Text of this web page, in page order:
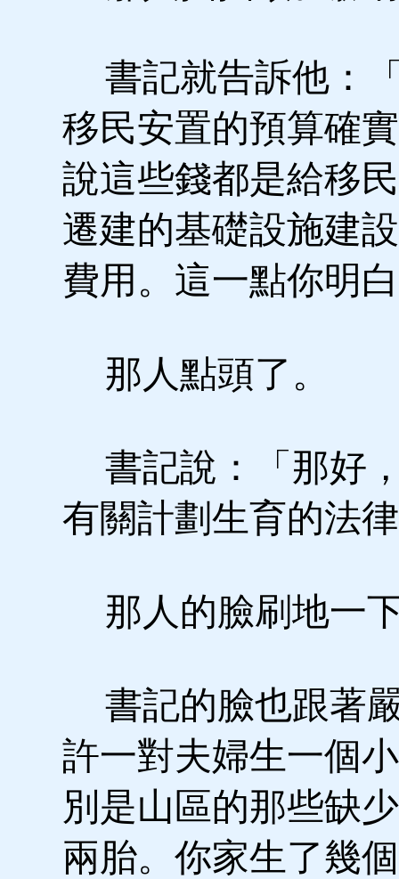
書記就告訴他：
移民安置的預算確
說這些錢都是給移
遷建的基礎設施建
費用。這一點你明
那人點頭了。
書記說：「那好
有關計劃生育的法
那人的臉刷地一
書記的臉也跟著
許一對夫婦生一個
別是山區的那些缺
兩胎。你家生了幾